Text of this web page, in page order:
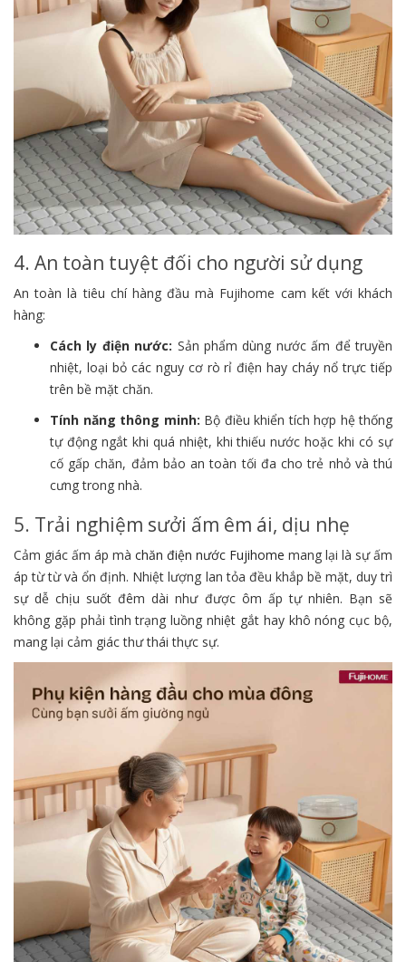
4. An toàn tuyệt đối cho người sử dụng
An toàn là tiêu chí hàng đầu mà Fujihome cam kết với khách
hàng:
Cách ly điện nước: Sản phẩm dùng nước ấm để truyền
nhiệt, loại bỏ các nguy cơ rò rỉ điện hay cháy nổ trực tiếp
trên bề mặt chăn.
Tính năng thông minh: Bộ điều khiển tích hợp hệ thống
tự động ngắt khi quá nhiệt, khi thiếu nước hoặc khi có sự
cố gấp chăn, đảm bảo an toàn tối đa cho trẻ nhỏ và thú
cưng trong nhà.
5. Trải nghiệm sưởi ấm êm ái, dịu nhẹ
Cảm giác ấm áp mà chăn điện nước Fujihome mang lại là sự ấm
áp từ từ và ổn định. Nhiệt lượng lan tỏa đều khắp bề mặt, duy trì
sự dễ chịu suốt đêm dài như được ôm ấp tự nhiên. Bạn sẽ
không gặp phải tình trạng luồng nhiệt gắt hay khô nóng cục bộ,
mang lại cảm giác thư thái thực sự.